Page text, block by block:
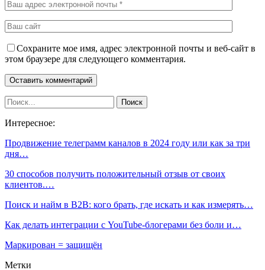
Сохраните мое имя, адрес электронной почты и веб-сайт в
этом браузере для следующего комментария.
Интересное:
Продвижение телеграмм каналов в 2024 году или как за три
дня…
30 способов получить положительный отзыв от своих
клиентов.…
Поиск и найм в B2B: кого брать, где искать и как измерять…
Как делать интеграции с YouTube-блогерами без боли и…
Маркирован = защищён
Метки